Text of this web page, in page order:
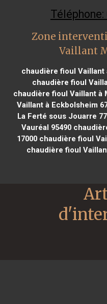
Zone
Vaillant
chaudière fioul Vaillant
chaudière fioul
chaudière fioul Vaillant à
Vaillant à Eckbolsheim
La Ferté sous Jouarre
Vauréal 95490
17000 chaudière fioul
chaudière fioul